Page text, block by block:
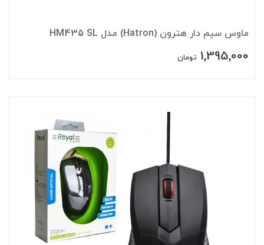
ماوس سیم دار هترون (Hatron) مدل HM435 SL
1,395,000 تومان